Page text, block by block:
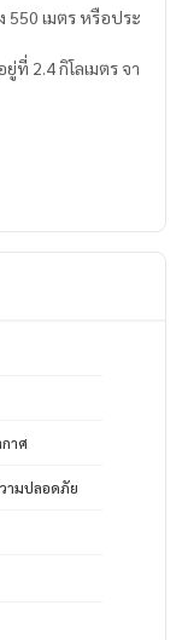
550 เมตร หรือประ
ที่ 2.4 กิโลเมตร จา
าศ
ามปลอดภัย